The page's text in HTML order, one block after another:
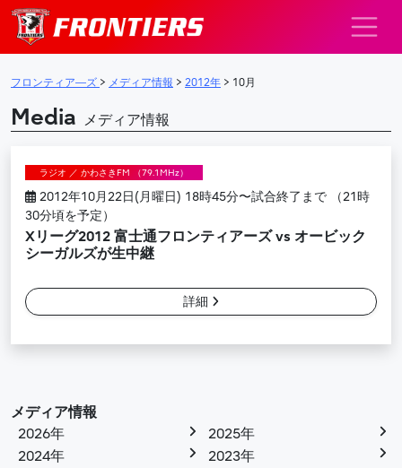
メインナビゲーション
フロンティア―ズ > メディア情報 > 2012年 > 10月
Media メディア情報
ラジオ ／ かわさきFM （79.1MHz）
2012年10月22日(月曜日) 18時45分〜試合終了まで （21時
30分頃を予定）
Xリーグ2012 富士通フロンティアーズ vs オービック
シーガルズが生中継
詳細
メディア情報
2026年
2025年
2024年
2023年